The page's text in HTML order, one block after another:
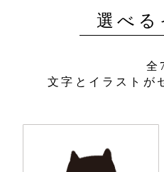
選べる
全
文字とイラストが